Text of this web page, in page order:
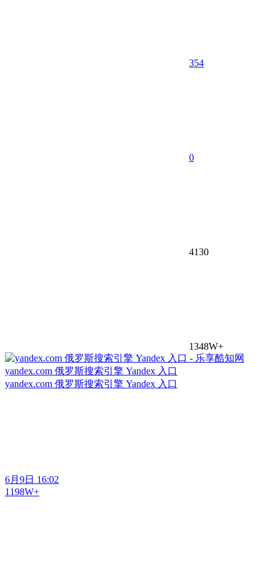
354
0
4130
1348W+
yandex.com 俄罗斯搜索引擎 Yandex 入口
yandex.com 俄罗斯搜索引擎 Yandex 入口
6月9日 16:02
1198W+